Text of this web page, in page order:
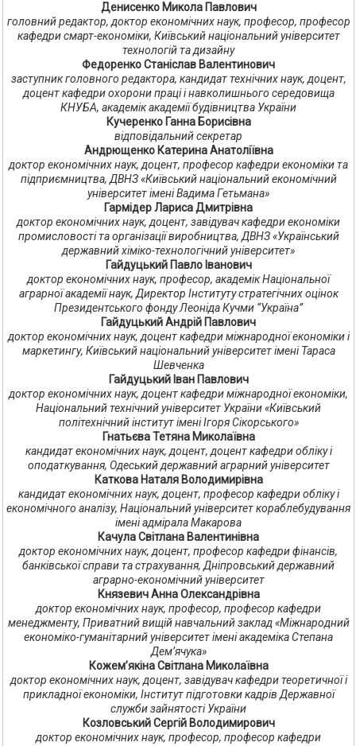
Денисенко Микола Павлович
головний редактор, доктор економічних наук, професор, професор
кафедри смарт-економіки, Київський національний університет
технологій та дизайну
Федоренко Станіслав Валентинович
заступник головного редактора, кандидат технічних наук, доцент,
доцент кафедри охорони праці і навколишнього середовища
КНУБА, академік академії будівництва України
Кучеренко Ганна Борисівна
відповідальний секретар
Андрющенко Катерина Анатоліївна
доктор економічних наук, доцент, професор кафедри економіки та
підприємництва, ДВНЗ «Київський національний економічний
університет імені Вадима Гетьмана»
Гармідер Лариса Дмитрівна
доктор економічних наук, доцент, завідувач кафедри економіки
промисловості та організації виробництва, ДВНЗ «Український
державний хіміко-технологічний університет»
Гайдуцький Павло Іванович
доктор економічних наук, професор, академік Національної
аграрної академії наук, Директор Інституту стратегічних оцінок
Президентського фонду Леоніда Кучми “Україна”
Гайдуцький Андрій Павлович
доктор економічних наук, доцент кафедри міжнародної економіки і
маркетингу, Київський національний університет імені Тараса
Шевченка
Гайдуцький Іван Павлович
доктор економічних наук, доцент кафедри міжнародної економіки,
Національний технічний університет України «Київський
політехнічний інститут імені Ігоря Сікорського»
Гнатьєва Тетяна Миколаївна
кандидат економічних наук, доцент, доцент кафедри обліку і
оподаткування, Одеський державний аграрний університет
Каткова Наталя Володимирівна
кандидат економічних наук, доцент, професор кафедри обліку і
економічного аналізу, Національний університет кораблебудування
імені адмірала Макарова
Качула Світлана Валентинівна
доктор економічних наук, доцент, професор кафедри фінансів,
банківської справи та страхування, Дніпровський державний
аграрно-економічний університет
Князевич Анна Олександрівна
доктор економічних наук, професор, професор кафедри
менеджменту, Приватний вищій навчальний заклад «Міжнародний
економіко-гуманітарний університет імені академіка Степана
Дем’ячука»
Кожем’якіна Світлана Миколаївна
доктор економічних наук, доцент, завідувач кафедри теоретичної і
прикладної економіки, Інститут підготовки кадрів Державної
служби зайнятості України
Козловський Сергій Володимирович
доктор економічних наук, професор, професор кафедри